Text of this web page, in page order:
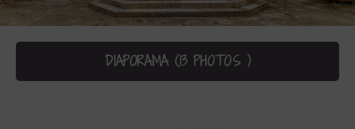
DIAPORAMA (13 PHOTOS )